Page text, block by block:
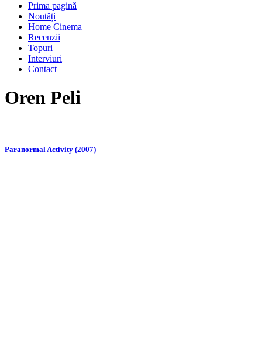
Prima pagină
Noutăți
Home Cinema
Recenzii
Topuri
Interviuri
Contact
Oren Peli
Paranormal Activity (2007)